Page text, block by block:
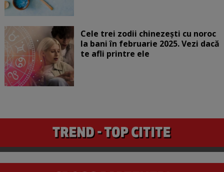
Cele trei zodii chinezești cu noroc
la bani în februarie 2025. Vezi dacă
te afli printre ele